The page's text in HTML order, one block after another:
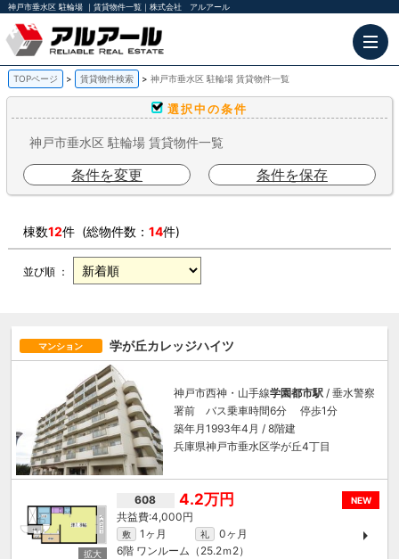
神戸市垂水区 駐輪場 ｜賃貸物件一覧｜株式会社 アルアール
TOPページ 賃貸物件検索 神戸市垂水区 駐輪場 賃貸物件一覧
選択中の条件
神戸市垂水区 駐輪場 賃貸物件一覧
条件を変更 条件を保存
棟数12件 (総物件数：14件)
並び順 ：
マンション 学が丘カレッジハイツ
神戸市西神・山手線学園都市駅 / 垂水警察
署前 バス乗車時間6分 停歩1分
築年月1993年4月 / 8階建
兵庫県神戸市垂水区学が丘4丁目
NEW
608 4.2万円
4,000円
敷 1ヶ月 礼
0ヶ月
6階 ワンルーム（25.2ｍ 2）